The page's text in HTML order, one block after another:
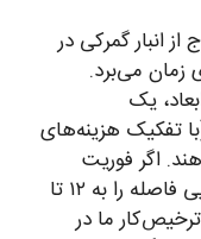
از انبار گمرکی در
۷۲ ساعت کاری زمان می‌برد.
یک
تفکیک هزینه‌های
اگر فوریت
بیشتری دارید، سرویس اکسپرس هوایی فاصله را به ۱۲ تا
ما در